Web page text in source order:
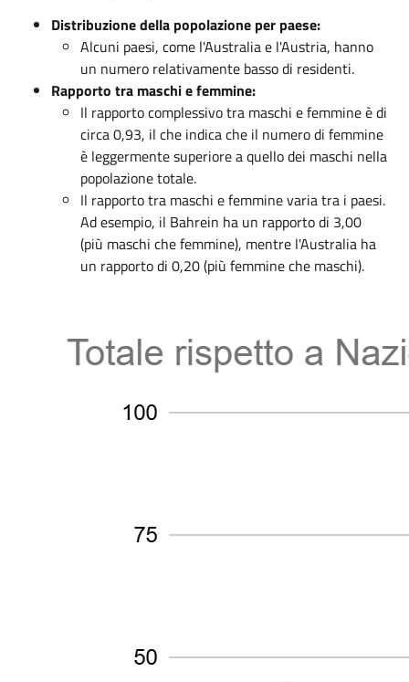
Distribuzione della popolazione per paese:
Alcuni paesi, come l'Australia e l'Austria, hanno
un numero relativamente basso di residenti.
Rapporto tra maschi e femmine:
Il rapporto complessivo tra maschi e femmine è di
circa 0,93, il che indica che il numero di femmine
è leggermente superiore a quello dei maschi nella
popolazione totale.
Il rapporto tra maschi e femmine varia tra i paesi.
Ad esempio, il Bahrein ha un rapporto di 3,00
(più maschi che femmine), mentre l'Australia ha
un rapporto di 0,20 (più femmine che maschi).